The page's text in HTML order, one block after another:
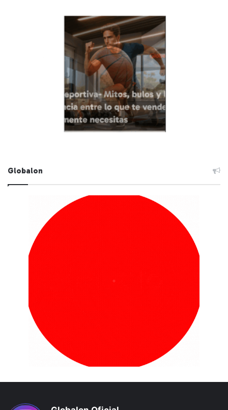
Globalon